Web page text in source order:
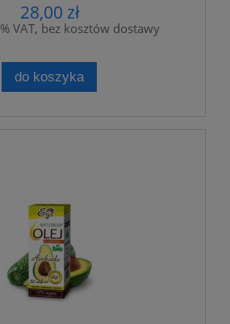
28,00 zł
VAT, bez kosztów dostawy
do koszyka